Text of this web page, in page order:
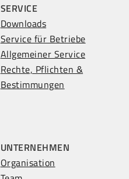
SERVICE
Downloads
Service für Betriebe
Allgemeiner Service
Rechte, Pflichten &
Bestimmungen
UNTERNEHMEN
Organisation